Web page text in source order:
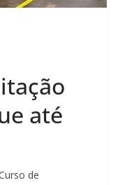
até
de